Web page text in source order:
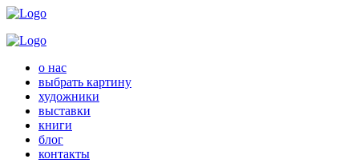
о нас
выбрать картину
художники
выставки
книги
блог
контакты